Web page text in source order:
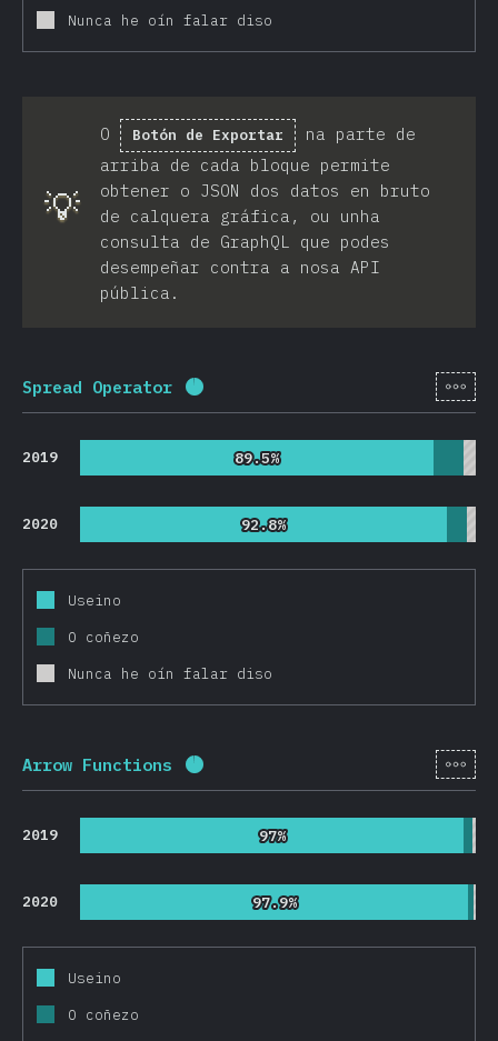
Nunca he oín falar diso
💡
O Botón de Exportar
na parte de
arriba de cada bloque permite
obtener o JSON dos datos en bruto
de calquera gráfica, ou unha
consulta de GraphQL que podes
desempeñar contra a nosa API
pública.
Spread Operator Porcentaxe completado: 95.7% (
[gl-
2019 89.5%
89.5%
2020 92.8%
92.8%
Useino
O coñezo
Nunca he oín falar diso
Arrow Functions Porcentaxe completado: 95.5% (
[gl-
2019 97%
97%
2020 97.9%
97.9%
Useino
O coñezo